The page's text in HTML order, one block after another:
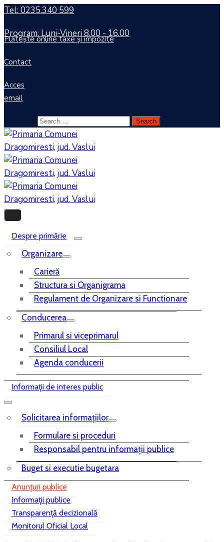
Tel: 0235.340 599
Program: Luni-Vineri 8.00 - 16.00
Plătește online taxe și impozite
Contact
Acces
email
Despre primărie
Organizare
Carieră
Structura si Organigrama
Regulament de Organizare si Functionare
Conducerea
Primarul si viceprimarul
Consiliul Local
Agenda conducerii
Informații de interes public
Solicitarea informațiilor
Formulare si proceduri
Responsabil pentru informații publice
Buget si executie bugetara
Anunțuri publice
Informații publice
Transparență decizională
Monitorul Oficial Local